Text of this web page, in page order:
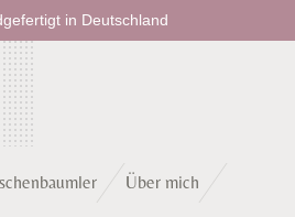
in Deutschland
Über mich